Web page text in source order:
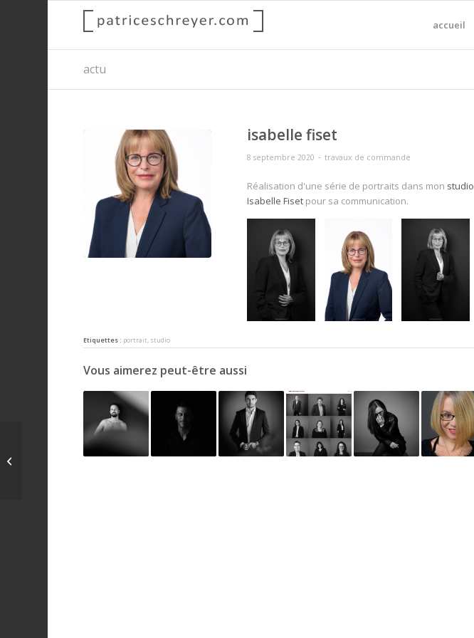
accueil
actu
isabelle fiset
8 septembre 2020 - travaux de commande
Réalisation d'une série de portraits dans mon studio
Isabelle Fiset pour sa communication.
Etiquettes : portrait studio
Vous aimerez peut-être aussi
arnold & son - ultrathin